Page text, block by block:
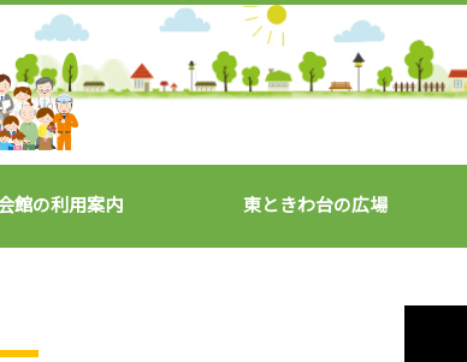
館の利用案内 東ときわ台の広場